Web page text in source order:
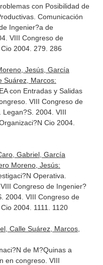
con Posibilidad de
Comunicación
Ingenier?a de
VIII Congreso de
2004. 279. 286
Jesús, García
Suárez, Marcos:
con Entradas y Salidas
VIII Congreso de
Legan?S. 2004. VIII
Cio 2004.
Gabriel, García
Moreno, Jesús:
Operativa.
Congreso de Ingenier?
2004. VIII Congreso de
2004. 1111. 1120
Calle Suárez, Marcos,
de M?Quinas a
en congreso. VIII